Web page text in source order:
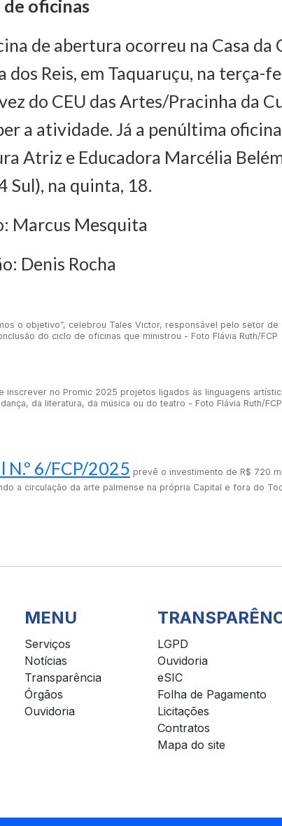
de oficinas
de abertura ocorreu na Casa da
dos Reis, em Taquaruçu, na terça-
do CEU das Artes/Pracinha da
a atividade. Já a penúltima
Atriz e Educadora Marcélia
Sul), na quinta, 18.
Marcus Mesquita
Denis Rocha
o objetivo”, celebrou Tales Victor, responsável pelo setor de
do ciclo de oficinas que ministrou - Foto Flávia Ruth/FCP
inscrever no Promic 2025 projetos ligados às linguagens
da literatura, da música ou do teatro - Foto Flávia Ruth/FCP
N.º 6/FCP/2025 prevê o investimento de R$ 720
a circulação da arte palmense na própria Capital e fora do
MENU
Serviços
Notícias
Transparência
Órgãos
Ouvidoria
LGPD
Ouvidoria
eSIC
Folha de Pagamento
Licitações
Contratos
Mapa do site